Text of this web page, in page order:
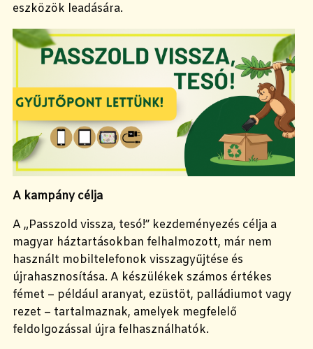
eszközök leadására.
A kampány célja
A „Passzold vissza, tesó!” kezdeményezés célja a
magyar háztartásokban felhalmozott, már nem
használt mobiltelefonok visszagyűjtése és
újrahasznosítása. A készülékek számos értékes
fémet – például aranyat, ezüstöt, palládiumot vagy
rezet – tartalmaznak, amelyek megfelelő
feldolgozással újra felhasználhatók.